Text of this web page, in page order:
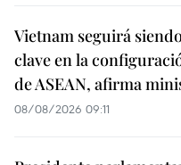
Vietnam seguirá
clave en la
de ASEAN, afirma
08/08/2026 09:11